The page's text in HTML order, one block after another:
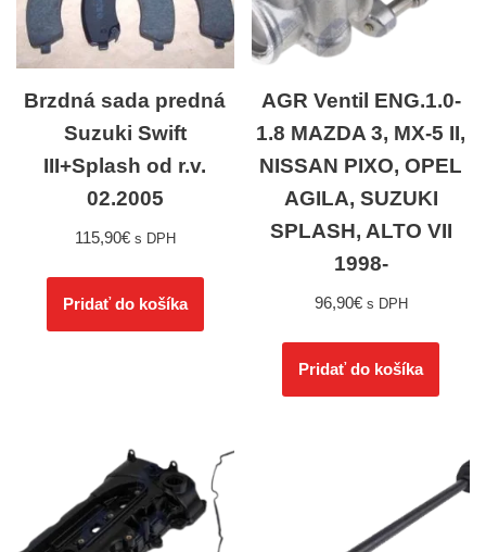
Brzdná sada predná
Suzuki Swift
III+Splash od r.v.
02.2005
115,90€ s DPH
Pridať do košíka
AGR Ventil ENG.1.0-
1.8 MAZDA 3, MX-5 II,
NISSAN PIXO, OPEL
AGILA, SUZUKI
SPLASH, ALTO VII
1998-
96,90€ s DPH
Pridať do košíka